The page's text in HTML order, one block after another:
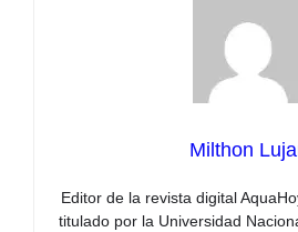
Milthon
Editor de la revista digital
titulado por la Universidad